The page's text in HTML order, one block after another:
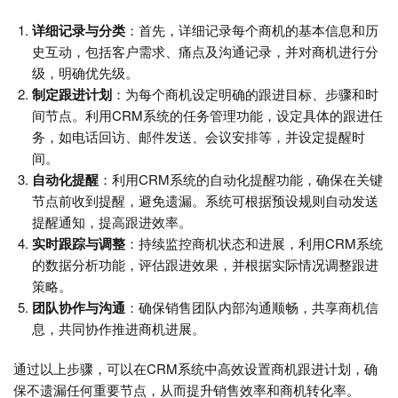
详细记录与分类 ：首先，详细记录每个商机的基本信息和历
史互动，包括客户需求、痛点及沟通记录，并对商机进行分
级，明确优先级。
制定跟进计划 ：为每个商机设定明确的跟进目标、步骤和时
间节点。利用CRM系统的任务管理功能，设定具体的跟进任
务，如电话回访、邮件发送、会议安排等，并设定提醒时
间。
自动化提醒 ：利用CRM系统的自动化提醒功能，确保在关键
节点前收到提醒，避免遗漏。系统可根据预设规则自动发送
提醒通知，提高跟进效率。
实时跟踪与调整 ：持续监控商机状态和进展，利用CRM系统
的数据分析功能，评估跟进效果，并根据实际情况调整跟进
策略。
团队协作与沟通 ：确保销售团队内部沟通顺畅，共享商机信
息，共同协作推进商机进展。
通过以上步骤，可以在CRM系统中高效设置商机跟进计划，确
保不遗漏任何重要节点，从而提升销售效率和商机转化率。